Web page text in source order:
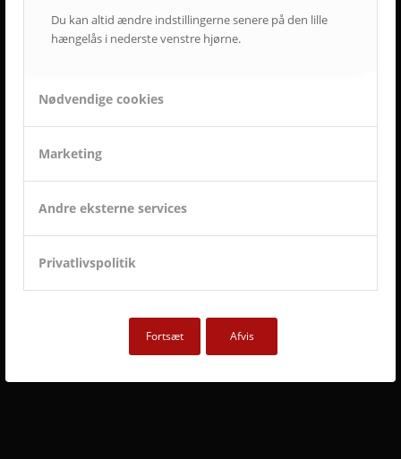
Du kan altid ændre indstillingerne senere på den lille
hængelås i nederste venstre hjørne.
Nødvendige cookies
Marketing
Andre eksterne services
Privatlivspolitik
Fortsæt Afvis